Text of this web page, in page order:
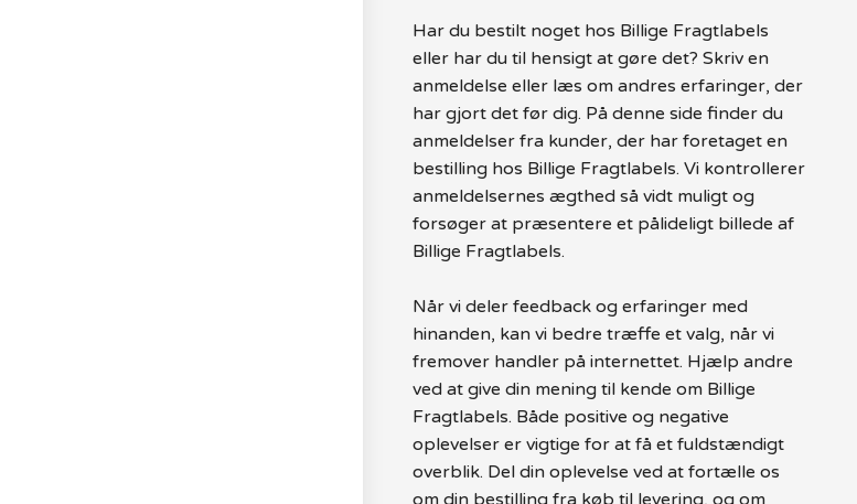
Har du bestilt noget hos Billige Fragtlabels
eller har du til hensigt at gøre det? Skriv en
anmeldelse eller læs om andres erfaringer, der
har gjort det før dig. På denne side finder du
anmeldelser fra kunder, der har foretaget en
bestilling hos Billige Fragtlabels. Vi kontrollerer
anmeldelsernes ægthed så vidt muligt og
forsøger at præsentere et pålideligt billede af
Billige Fragtlabels.
Når vi deler feedback og erfaringer med
hinanden, kan vi bedre træffe et valg, når vi
fremover handler på internettet. Hjælp andre
ved at give din mening til kende om Billige
Fragtlabels. Både positive og negative
oplevelser er vigtige for at få et fuldstændigt
overblik. Del din oplevelse ved at fortælle os